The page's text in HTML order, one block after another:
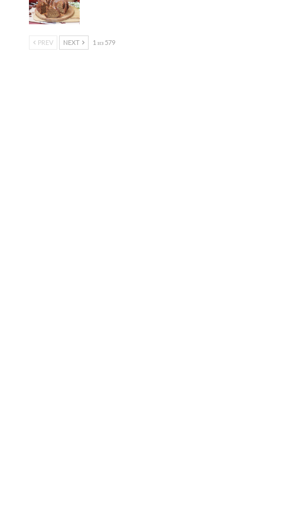
PREV NEXT 1 из 579